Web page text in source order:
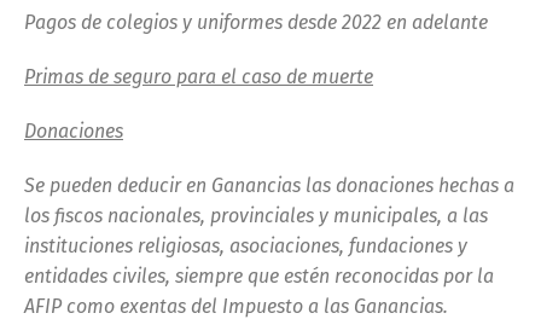
Pagos de colegios y uniformes desde 2022 en adelante
Primas de seguro para el caso de muerte
Donaciones
Se pueden deducir en Ganancias las donaciones hechas a
los fiscos nacionales, provinciales y municipales, a las
instituciones religiosas, asociaciones, fundaciones y
entidades civiles, siempre que estén reconocidas por la
AFIP como exentas del Impuesto a las Ganancias.